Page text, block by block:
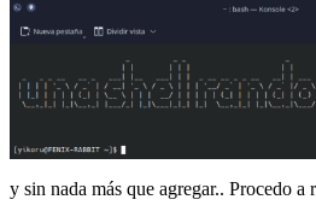
y sin nada más que agregar.. Procedo a